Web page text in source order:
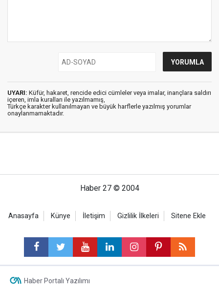
UYARI: Küfür, hakaret, rencide edici cümleler veya imalar, inançlara saldırı
içeren, imla kuralları ile yazılmamış,
Türkçe karakter kullanılmayan ve büyük harflerle yazılmış yorumlar
onaylanmamaktadır.
Haber 27 © 2004
Anasayfa Künye İletişim Gizlilik İlkeleri Sitene Ekle
Haber Portalı Yazılımı